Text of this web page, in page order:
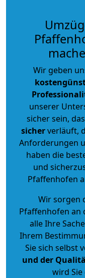
Wir geben
unserer
sicher sein,
sicherverläuft,
Anforderungen
haben die
und
Pfaffenhofen
Wir sorgen
Pfaffenhofen an
alle Ihre
Ihrem
Sie sich selbst
und der
wird